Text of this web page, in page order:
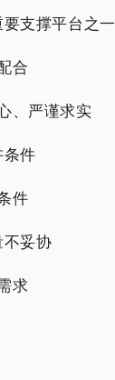
支撑平台之一
合
、严谨求实
件
件
妥协
求